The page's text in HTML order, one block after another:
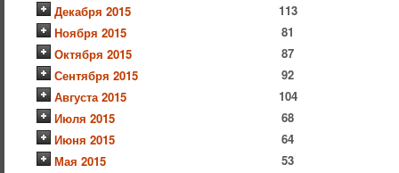
Декабря 2015
113
Ноября 2015
81
Октября 2015
87
Сентября 2015
92
Августа 2015
104
Июля 2015
68
Июня 2015
64
Мая 2015
53